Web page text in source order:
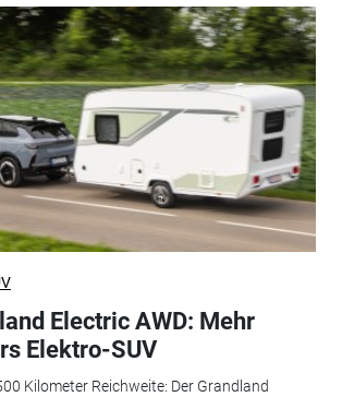
Electric AWD: Mehr
Elektro-SUV
Kilometer Reichweite: Der Grandland